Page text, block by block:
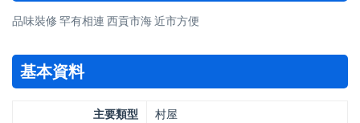
品味裝修 罕有相連 西貢市海 近市方便
基本資料
主要類型
村屋